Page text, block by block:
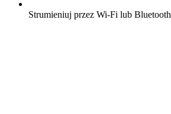
Strumieniuj przez Wi-Fi lub Bluetooth